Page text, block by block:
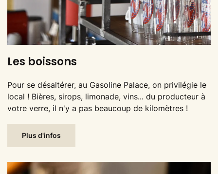
Les boissons
Pour se désaltérer, au Gasoline Palace, on privilégie le
local ! Bières, sirops, limonade, vins... du producteur à
votre verre, il n'y a pas beaucoup de kilomètres !
Plus d'infos